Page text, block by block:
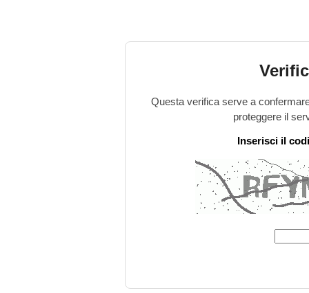
Questa verifica serve a
proteggere il
Inserisci il